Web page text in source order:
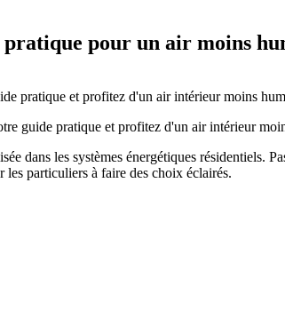
pour un air moins
dans les systèmes énergétiques résidentiels.
les particuliers à faire des choix éclairés.